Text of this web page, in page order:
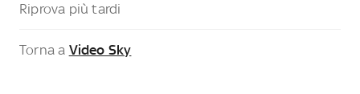
Riprova più tardi
Torna a Video Sky